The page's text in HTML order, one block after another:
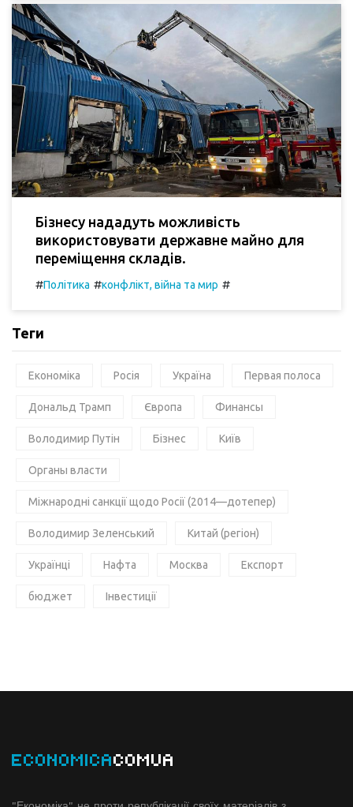
Бізнесу нададуть можливість
використовувати державне майно для
переміщення складів.
#Політика #конфлікт, війна та мир #
Теги
Економіка Росія Україна Первая полоса
Дональд Трамп Європа Финансы
Володимир Путін Бізнес Київ
Органы власти
Міжнародні санкції щодо Росії (2014—дотепер)
Володимир Зеленський Китай (регіон)
Українці Нафта Москва Експорт
бюджет Інвестиції
ECONOMICACOMUA